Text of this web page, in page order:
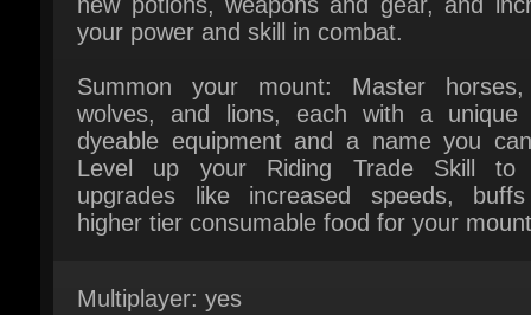
Summon your mount: Master horses,
wolves, and lions, each with a unique
dyeable equipment and a name you can
Level up your Riding Trade Skill to
upgrades like increased speeds, buffs
higher tier consumable food for your mount.
Multiplayer: yes
Utgivningsdatum: 15 Oktober 2024